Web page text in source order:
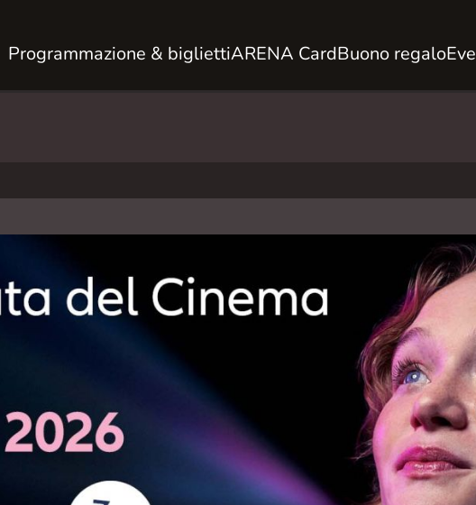
Programmazione & bigliettiARENA CardBuono regalo